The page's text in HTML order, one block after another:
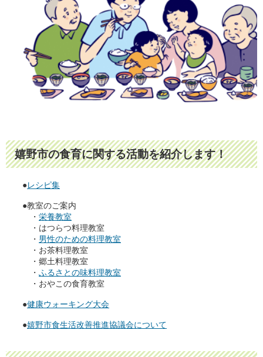
嬉野市の食育に関する活動を紹介します！
●レシピ集
●教室のご案内
・ 栄養教室
・はつらつ料理教室
・ 男性のための料理教室
・お茶料理教室
・郷土料理教室
・ ふるさとの味料理教室
・おやこの食育教室
●健康ウォーキング大会
●嬉野市食生活改善推進協議会について